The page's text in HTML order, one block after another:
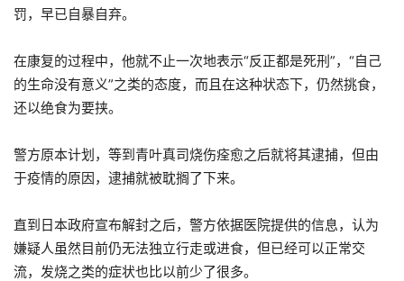
罚，早已自暴自弃。
在康复的过程中，他就不止一次地表示“反正都是死刑”，“自己
的生命没有意义”之类的态度，而且在这种状态下，仍然挑食，
还以绝食为要挟。
警方原本计划，等到青叶真司烧伤痊愈之后就将其逮捕，但由
于疫情的原因，逮捕就被耽搁了下来。
直到日本政府宣布解封之后，警方依据医院提供的信息，认为
嫌疑人虽然目前仍无法独立行走或进食，但已经可以正常交
流，发烧之类的症状也比以前少了很多。